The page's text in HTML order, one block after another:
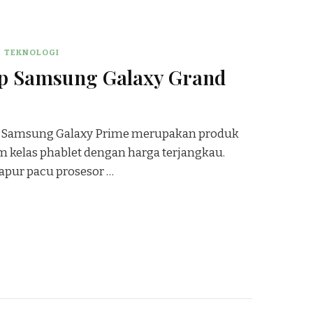
TEKNOLOGI
Samsung Galaxy Grand
Galaxy Prime merupakan produk
kelas phablet dengan harga terjangkau.
pacu prosesor …